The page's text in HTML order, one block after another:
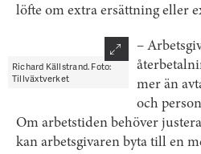
löfte om extra ersättning eller
Richard Källstrand. Foto:
Tillväxtverket
–
mer än
och
Om arbetstiden behöver
kan arbetsgivaren byta till en